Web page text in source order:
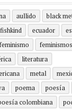
aullido black
ecuador
feminismo feminismos
literatura
metal
poema poesía
colombiana